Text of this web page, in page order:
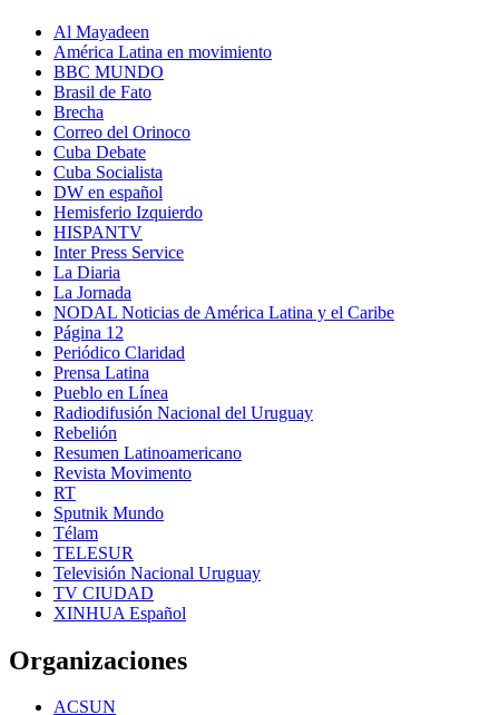
Al Mayadeen
América Latina en movimiento
BBC MUNDO
Brasil de Fato
Brecha
Correo del Orinoco
Cuba Debate
Cuba Socialista
DW en español
Hemisferio Izquierdo
HISPANTV
Inter Press Service
La Diaria
La Jornada
NODAL Noticias de América Latina y el Caribe
Página 12
Periódico Claridad
Prensa Latina
Pueblo en Línea
Radiodifusión Nacional del Uruguay
Rebelión
Resumen Latinoamericano
Revista Movimento
RT
Sputnik Mundo
Télam
TELESUR
Televisión Nacional Uruguay
TV CIUDAD
XINHUA Español
Organizaciones
ACSUN